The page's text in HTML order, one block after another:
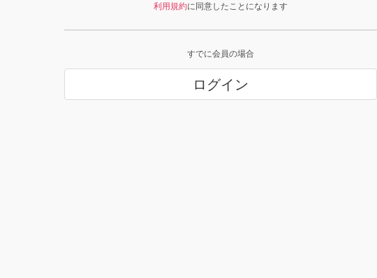
利用規約に同意したことになります
すでに会員の場合
ログイン